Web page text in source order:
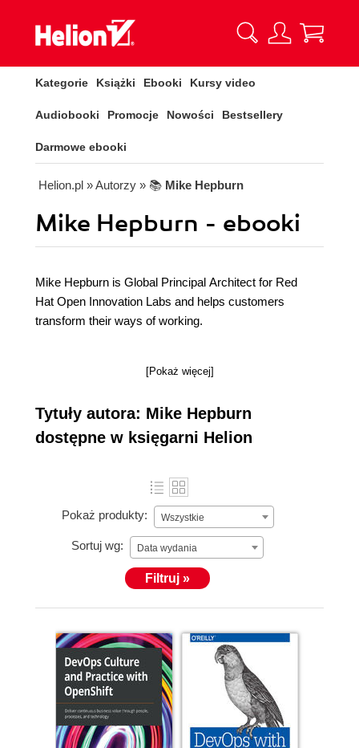
Kategorie Książki Ebooki Kursy video
Audiobooki Promocje Nowości Bestsellery
Darmowe ebooki
Helion.pl » Autorzy » 📚 Mike Hepburn
Mike Hepburn - ebooki
Mike Hepburn is Global Principal Architect for Red
Hat Open Innovation Labs and helps customers
transform their ways of working.
[Pokaż więcej]
Tytuły autora: Mike Hepburn
dostępne w księgarni Helion
Pokaż produkty: Wszystkie
Sortuj wg: Data wydania
Filtruj »